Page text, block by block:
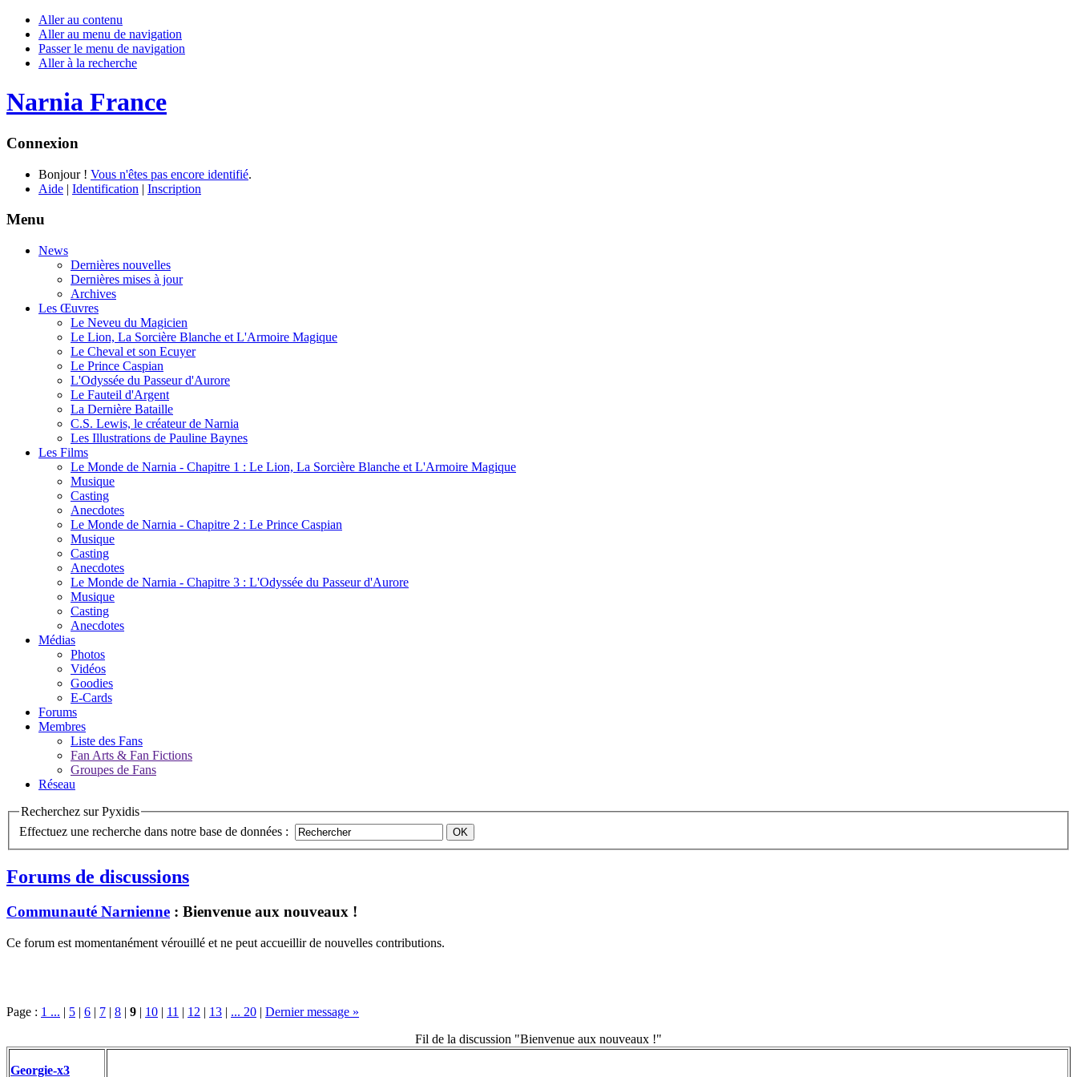
Aller au contenu
Aller au menu de navigation
Passer le menu de navigation
Aller à la recherche
Narnia France
Connexion
Bonjour ! Vous n'êtes pas encore identifié.
Aide | Identification | Inscription
Menu
News
Dernières nouvelles
Dernières mises à jour
Archives
Les Œuvres
Le Neveu du Magicien
Le Lion, La Sorcière Blanche et L'Armoire Magique
Le Cheval et son Ecuyer
Le Prince Caspian
L'Odyssée du Passeur d'Aurore
Le Fauteil d'Argent
La Dernière Bataille
C.S. Lewis, le créateur de Narnia
Les Illustrations de Pauline Baynes
Les Films
Le Monde de Narnia - Chapitre 1 : Le Lion, La Sorcière Blanche et L'Armoire Magique
Musique
Casting
Anecdotes
Le Monde de Narnia - Chapitre 2 : Le Prince Caspian
Musique
Casting
Anecdotes
Le Monde de Narnia - Chapitre 3 : L'Odyssée du Passeur d'Aurore
Musique
Casting
Anecdotes
Médias
Photos
Vidéos
Goodies
E-Cards
Forums
Membres
Liste des Fans
Fan Arts & Fan Fictions
Groupes de Fans
Réseau
Recherchez sur Pyxidis
Effectuez une recherche dans notre base de données :
Forums de discussions
Communauté Narnienne : Bienvenue aux nouveaux !
Ce forum est momentanément vérouillé et ne peut accueillir de nouvelles contributions.
Page : 1 ... | 5 | 6 | 7 | 8 | 9 | 10 | 11 | 12 | 13 | ... 20 | Dernier message »
Fil de la discussion "Bienvenue aux nouveaux !"
Georgie-x3